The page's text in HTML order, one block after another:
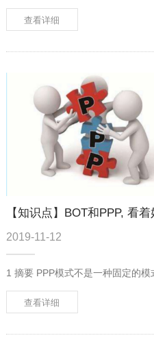
查看详细
2019-11-12
1 摘要 PPP模式不是一种固定的模
查看详细